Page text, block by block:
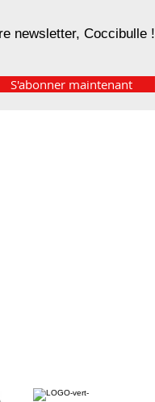
newsletter, Coccibulle !
S'abonner maintenant